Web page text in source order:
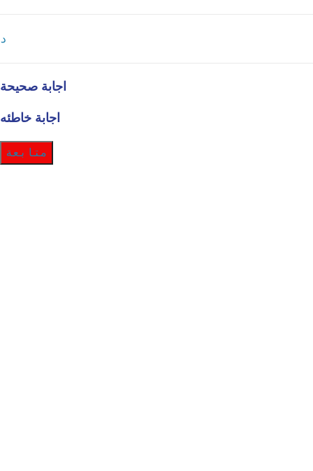
د
اجابة صحيحة
اجابة خاطئه
متابعة